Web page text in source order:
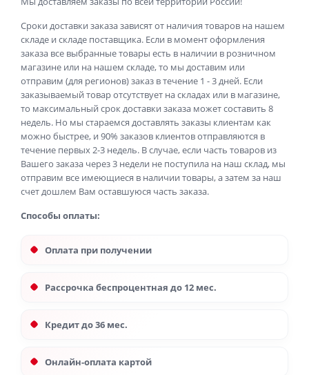
Сроки доставки заказа зависят от наличия товаров на нашем
складе и складе поставщика. Если в момент оформления
заказа все выбранные товары есть в наличии в розничном
магазине или на нашем складе, то мы доставим или
отправим (для регионов) заказ в течение 1 - 3 дней. Если
заказываемый товар отсутствует на складах или в магазине,
то максимальный срок доставки заказа может составить 8
недель. Но мы стараемся доставлять заказы клиентам как
можно быстрее, и 90% заказов клиентов отправляются в
течение первых 2-3 недель. В случае, если часть товаров из
Вашего заказа через 3 недели не поступила на наш склад, мы
отправим все имеющиеся в наличии товары, а затем за наш
счет дошлем Вам оставшуюся часть заказа.
Способы оплаты:
Оплата при получении
Рассрочка беспроцентная до 12 мес.
Кредит до 36 мес.
Онлайн-оплата картой